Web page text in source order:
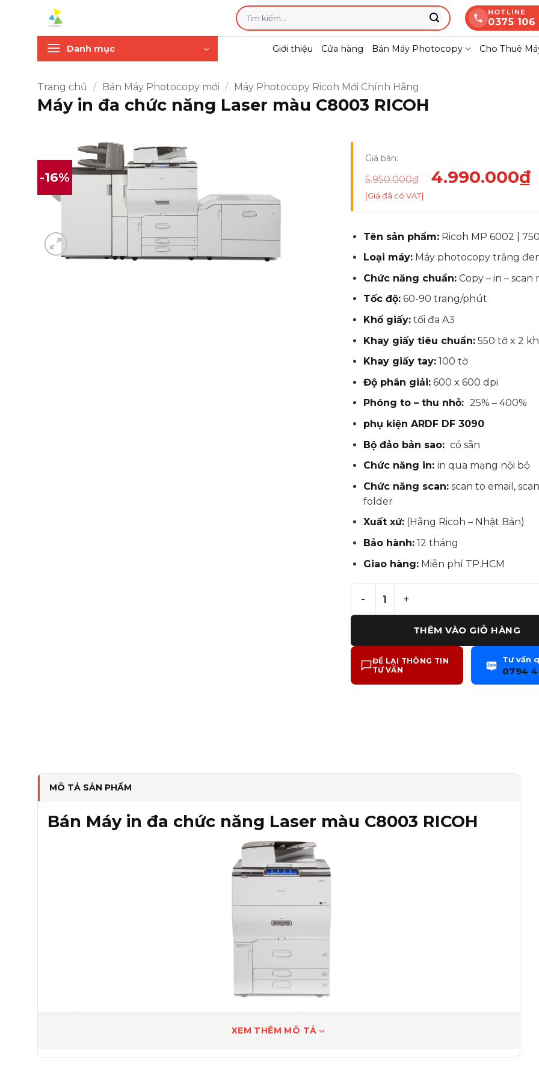
Tìm
kiếm:
HOTLINE
0375 106
Danh mục Giới thiệu Cửa hàng Bán Máy Photocopy Cho Thuê
Trang chủ / Bán Máy Photocopy mới / Máy Photocopy Ricoh Mới Chính Hãng
Máy in đa chức năng Laser màu C8003 RICOH
-16%
Giá bán:
5.950.000₫
Giá
5.950.000₫.
4.990.000₫
[Giá đã có VAT]
Tên sản phẩm:Ricoh MP 6002 |
Loại máy:Máy photocopy trắng
Chức năng chuẩn:Copy – in – scan
Tốc độ:60-90 trang/phút
Khổ giấy:tối đa A3
Khay giấy tiêu chuẩn:550 tờ x 2
Khay giấy tay:100 tờ
Độ phân giải:600 x 600 dpi
Phóng to – thu nhỏ: 25% – 400%
phụ kiện ARDF DF 3090
Bộ đảo bản sao: có sẵn
Chức năng in: in qua mạng nội bộ
Chức năng scan:scan to email,
folder
Xuất xứ:(Hãng Ricoh – Nhật Bản)
Bảo hành:12 tháng
Giao hàng:Miễn phí TP.HCM
Máy in đa chức năng Laser màu
THÊM VÀO GIỎ HÀNG
ĐỂ LẠI THÔNG TIN
TƯ VẤN
Zalo
Tư vấn
0794
MÔ TẢ SẢN PHẨM
Bán Máy in đa chức năng Laser màu C8003 RICOH
Thể hiện tính chuyên nghiệp của bạn
bộ hoàn thiện tài liệu tự động, mỗi tùy chọn cung cấp nhiều tùy chọn, bao gồm đục lỗ, tạo sách,
XEM THÊM MÔ TẢ